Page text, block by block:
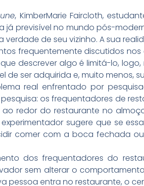
, KimberMarie Faircloth,
previsível no mundo pós-
verdade de seu vizinho. A sua
frequentemente discutidos nos
descrever algo é limitá-lo,
de ser adquirida e, muito menos,
real enfrentado por
os frequentadores de
redor do restaurante no
sugere que se
comer com a boca fechada
dos frequentadores do
sem alterar o
pessoa entra no restaurante, o